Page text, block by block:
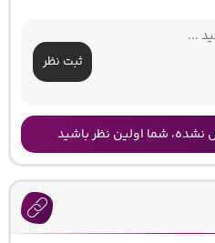
ثبت نظر
نشده، شما اولین نظر باشید